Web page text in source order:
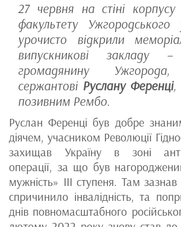
27 червня на стіні
факультету Ужгородського
урочисто відкрили
випускникові закладу –
громадянину
сержантові Руслану Ференці,
позивним Рембо.
Руслан Ференці був добре
діячем, учасником Революції
захищав Україну в зоні
операції, за що був
мужність» III ступеня. Там
спричинило інвалідність, та
днів повномасштабного